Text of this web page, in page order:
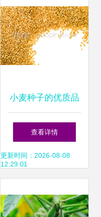
小麦种子的优质品
鉴与种植管理指南
查看详情
更新时间：2026-08-08
12:29:01